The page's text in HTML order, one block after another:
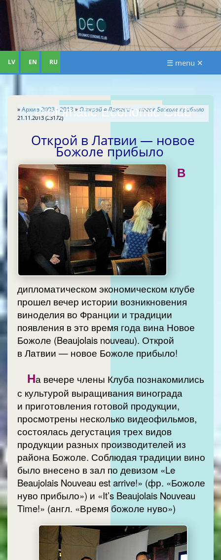
Diplomatic Economic Club®
LV EN RU ☰ menu ✕
»Aрхив 2003 - 2013»Открой в Латвии — новое Божоле прибыло
21.11.2013 (23172)
Открой в Латвии — новое
Божоле прибыло
В
дипломатическом экономическом клубе
прошел вечер истории возникновения
виноделия во Франции и традиции
появления в это время года вина Новое
Божоле (Beaujolais nouveau). Открой
в Латвии — новое Божоле прибыло!
На вечере члены Клуба познакомились
с культурой выращивания винограда
и приготовления готовой продукции,
просмотрены несколько видеофильмов,
состоялась дегустация трех видов
продукции разных производителей из
района Божоле. Соблюдая традиции вино
было внесено в зал по девизом «Le
Beaujolais Nouveau est arrive!» (фр. «Божоле
нуво прибыло») и «It’s Beaujolais Nouveau
Time!» (англ. «Время божоле нуво»)